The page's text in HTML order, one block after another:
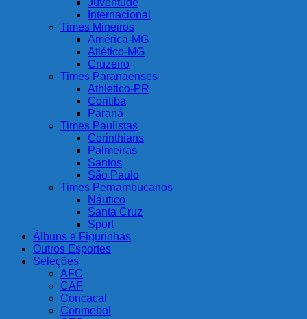
Internacional
Times Mineiros
América-MG
Atlético-MG
Cruzeiro
Times Paranaenses
Athletico-PR
Coritiba
Paraná
Times Paulistas
Corinthians
Palmeiras
Santos
São Paulo
Times Pernambucanos
Náutico
Santa Cruz
Sport
Álbuns e Figurinhas
Outros Esportes
Seleções
AFC
CAF
Concacaf
Conmebol